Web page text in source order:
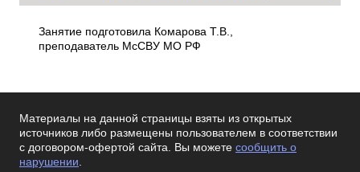
Занятие подготовила Комарова Т.В.,
преподаватель МсСВУ МО РФ
Материалы на данной страницы взяты из открытых
источников либо размещены пользователем в соответствии
с договором-офертой сайта. Вы можете сообщить о
нарушении.